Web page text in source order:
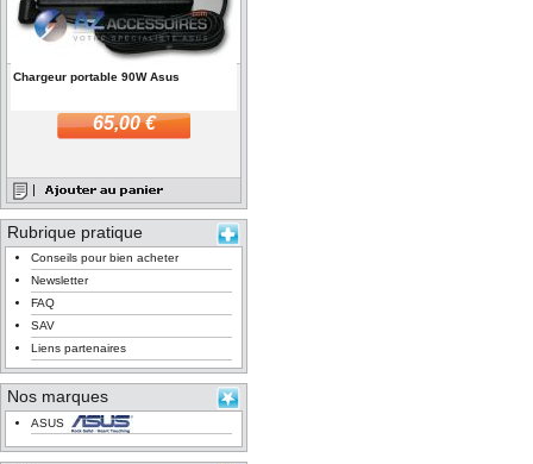
Chargeur portable 90W Asus
65,00 €
Rubrique pratique
Conseils pour bien acheter
Newsletter
FAQ
SAV
Liens partenaires
Nos marques
ASUS